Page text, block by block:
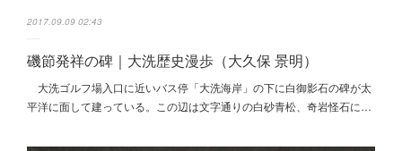
2017.09.09 02:43
磯節発祥の碑｜大洗歴史漫歩（大久保 景明）
大洗ゴルフ場入口に近いバス停「大洗海岸」の下に白御影石の碑が太
平洋に面して建っている。この辺は文字通りの白砂青松、奇岩怪石に…